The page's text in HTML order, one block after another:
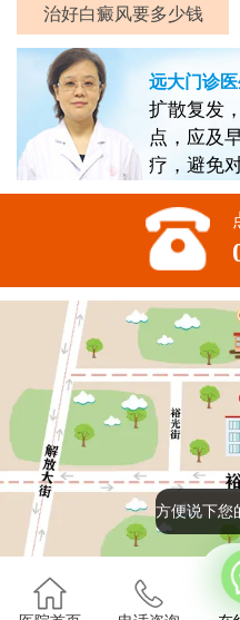
治好白癜风要多少钱
远大门诊医
扩散复发
点，应及
疗，避免
版权所有:石家
方便说下您